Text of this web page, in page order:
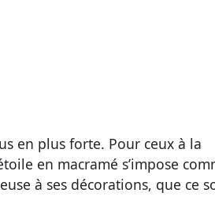
en plus forte. Pour ceux à la
en macramé s’impose
à ses décorations, que ce